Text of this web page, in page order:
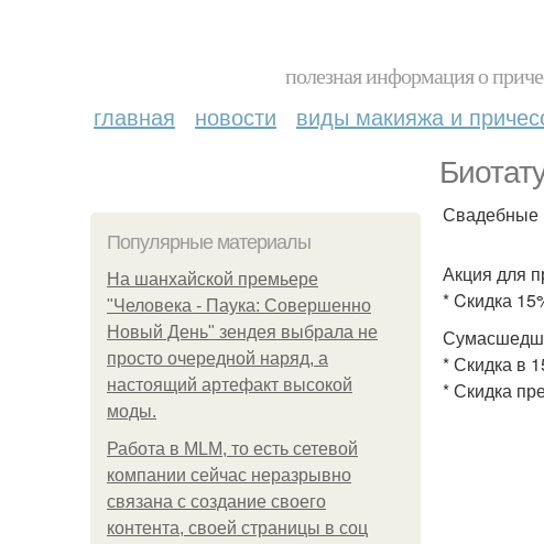
полезная информация о
главная новости виды макияжа и
Популярные материалы
На шанхайской премьере
"Человека - Паука: Совершенно
Новый День" зендея выбрала не
просто очередной наряд, а
настоящий артефакт высокой
моды.
Работа в MLM, то есть сетевой
компании сейчас неразрывно
связана с создание своего
контента, своей страницы в соц
Свадебные
Акция для
* Cкидка
* Скидка в
* Скидка